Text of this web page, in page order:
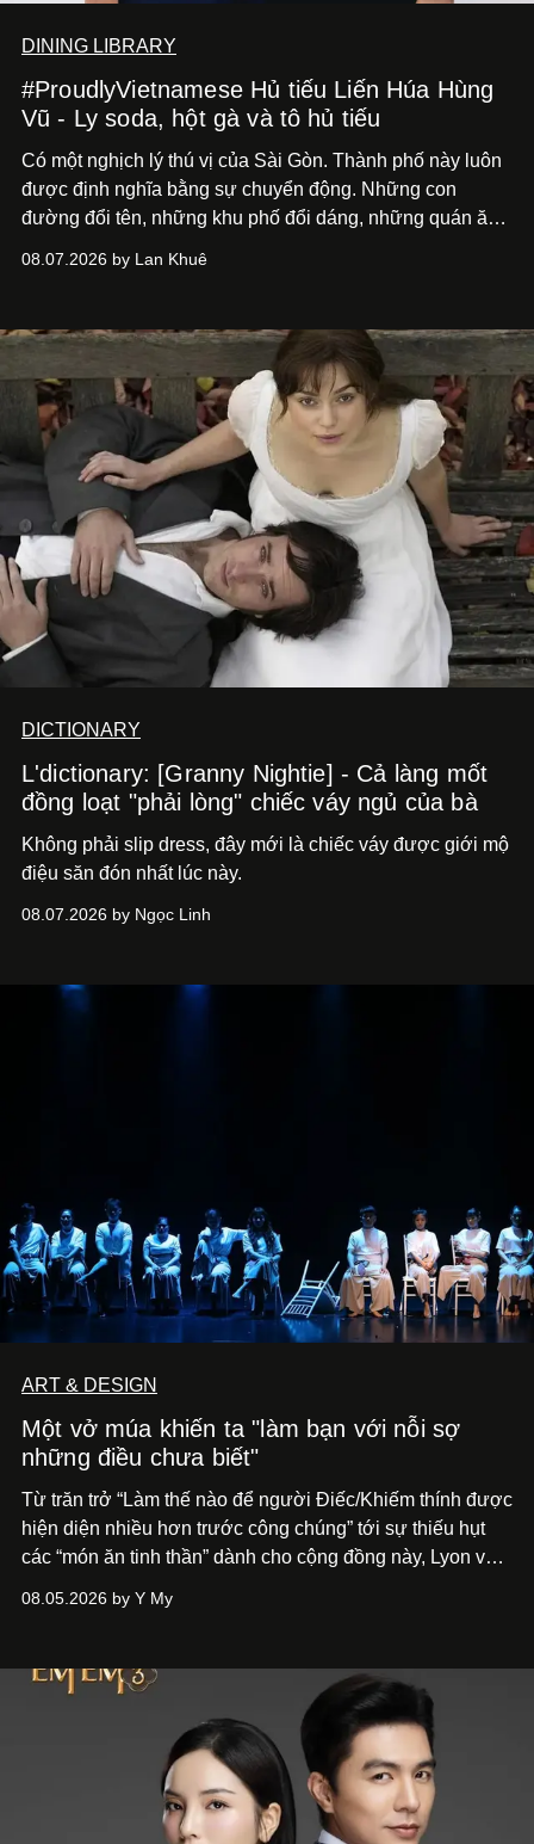
DINING LIBRARY
#ProudlyVietnamese Hủ tiếu Liến Húa Hùng
Vũ - Ly soda, hột gà và tô hủ tiếu
Có một nghịch lý thú vị của Sài Gòn. Thành phố này luôn
được định nghĩa bằng sự chuyển động. Những con
đường đổi tên, những khu phố đổi dáng, những quán ăn
nói về cái mới, về xu hướng tiếp theo, về những điều
08.07.2026 by Lan Khuê
DICTIONARY
L'dictionary: [Granny Nightie] - Cả làng mốt
đồng loạt "phải lòng" chiếc váy ngủ của bà
Không phải slip dress, đây mới là chiếc váy được giới mộ
điệu săn đón nhất lúc này.
08.07.2026 by Ngọc Linh
ART & DESIGN
Một vở múa khiến ta "làm bạn với nỗi sợ
những điều chưa biết"
Từ trăn trở “Làm thế nào để người Điếc/Khiếm thính được
hiện diện nhiều hơn trước công chúng” tới sự thiếu hụt
các “món ăn tinh thần” dành cho cộng đồng này, Lyon và
phẩm múa đương đại thành hiện thực, mang tên Lắng
08.05.2026 by Y My